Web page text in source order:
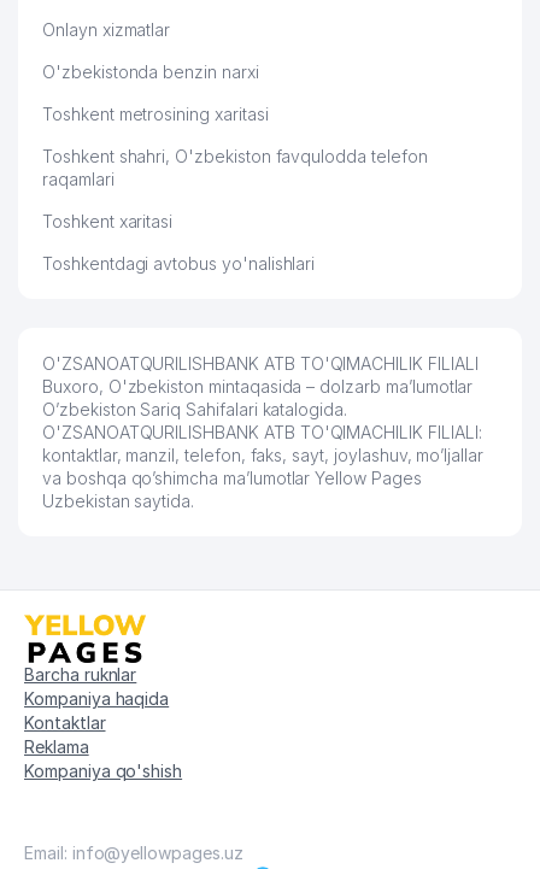
Onlayn xizmatlar
O'zbekistonda benzin narxi
Toshkent metrosining xaritasi
Toshkent shahri, O'zbekiston favqulodda telefon
raqamlari
Toshkent xaritasi
Toshkentdagi avtobus yo'nalishlari
O'ZSANOATQURILISHBANK ATB TO'QIMACHILIK FILIALI
Buxoro, O'zbekiston mintaqasida – dolzarb ma’lumotlar
O’zbekiston Sariq Sahifalari katalogida.
O'ZSANOATQURILISHBANK ATB TO'QIMACHILIK FILIALI:
kontaktlar, manzil, telefon, faks, sayt, joylashuv, mo’ljallar
va boshqa qo’shimcha ma’lumotlar Yellow Pages
Uzbekistan saytida.
Barcha ruknlar
Kompaniya haqida
Kontaktlar
Reklama
Kompaniya qo'shish
Email: info@yellowpages.uz